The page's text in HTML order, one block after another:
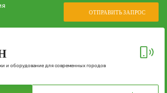
ОТПРАВИТЬ ЗАПРОС
и оборудование для современных городов